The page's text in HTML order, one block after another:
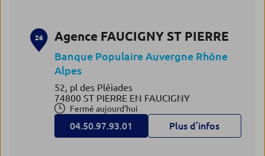
26 Agence FAUCIGNY ST PIERRE
Banque Populaire Auvergne Rhône
Alpes
52, pl des Pléiades
74800 ST PIERRE EN FAUCIGNY
Fermé aujourd'hui
04.50.97.93.01 Plus d’infos